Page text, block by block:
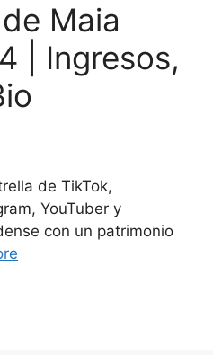
Maia
| Ingresos,
de TikTok,
YouTuber y
con un patrimonio